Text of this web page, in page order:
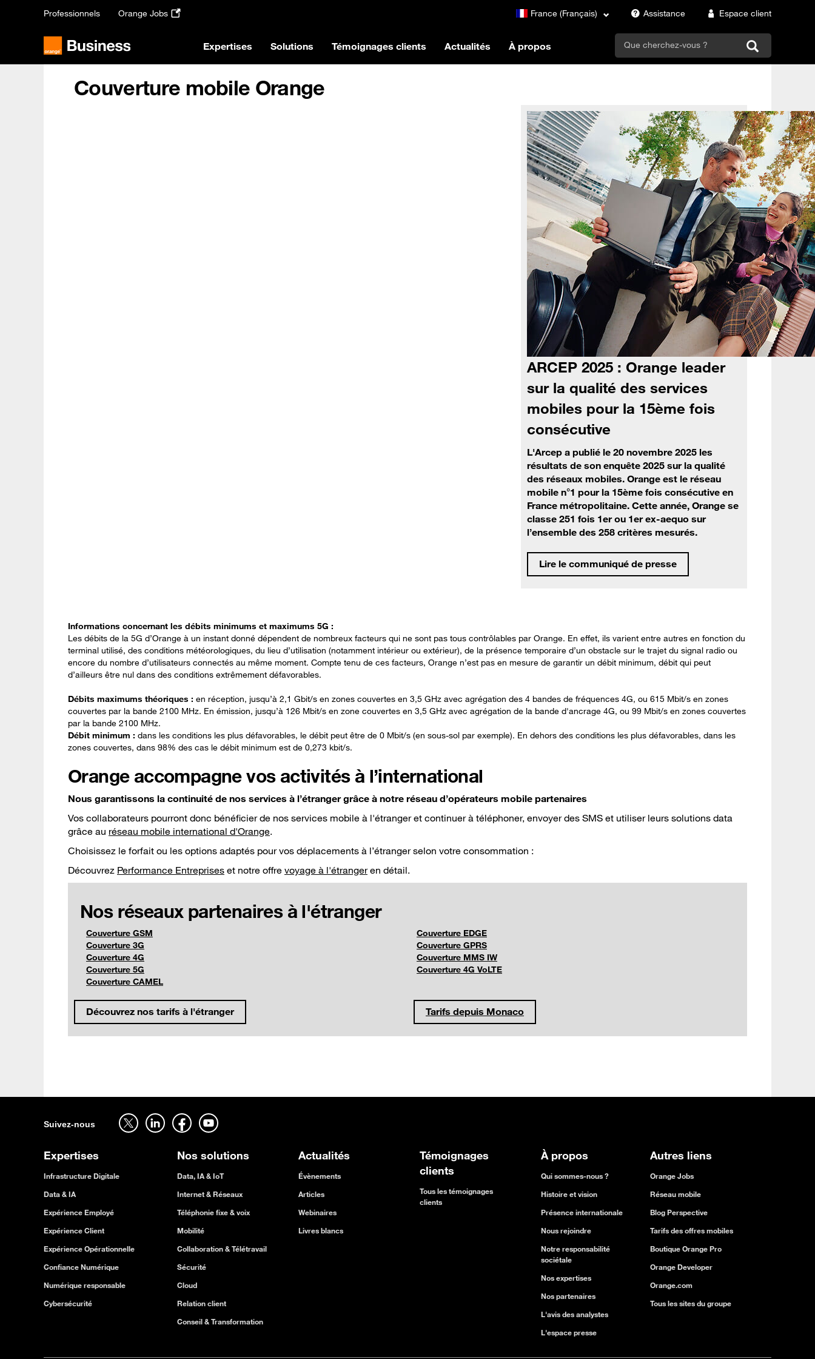
Professionnels Orange Jobs France (Français) Assistance Espace client
Expertises Solutions Témoignages clients Actualités À propos search
Couverture mobile Orange
ARCEP 2025 : Orange leader
sur la qualité des services
mobiles pour la 15ème fois
consécutive
L'Arcep a publié le 20 novembre 2025 les
résultats de son enquête 2025 sur la qualité
des réseaux mobiles. Orange est le réseau
mobile n°1 pour la 15ème fois consécutive en
France métropolitaine. Cette année, Orange se
classe 251 fois 1er ou 1er ex-aequo sur
l’ensemble des 258 critères mesurés.
Lire le communiqué de presse
Informations concernant les débits minimums et maximums 5G :
Les débits de la 5G d’Orange à un instant donné dépendent de nombreux facteurs qui ne sont pas tous contrôlables par Orange. En effet, ils varient entre autres en fonction du
terminal utilisé, des conditions météorologiques, du lieu d’utilisation (notamment intérieur ou extérieur), de la présence temporaire d’un obstacle sur le trajet du signal radio ou
encore du nombre d’utilisateurs connectés au même moment. Compte tenu de ces facteurs, Orange n’est pas en mesure de garantir un débit minimum, débit qui peut
d’ailleurs être nul dans des conditions extrêmement défavorables.
Débits maximums théoriques : en réception, jusqu’à 2,1 Gbit/s en zones couvertes en 3,5 GHz avec agrégation des 4 bandes de fréquences 4G, ou 615 Mbit/s en zones
couvertes par la bande 2100 MHz. En émission, jusqu’à 126 Mbit/s en zone couvertes en 3,5 GHz avec agrégation de la bande d'ancrage 4G, ou 99 Mbit/s en zones couvertes
par la bande 2100 MHz.
Débit minimum : dans les conditions les plus défavorables, le débit peut être de 0 Mbit/s (en sous-sol par exemple). En dehors des conditions les plus défavorables, dans les
zones couvertes, dans 98% des cas le débit minimum est de 0,273 kbit/s.
Orange accompagne vos activités à l’international
Nous garantissons la continuité de nos services à l’étranger grâce à notre réseau d’opérateurs mobile partenaires
Vos collaborateurs pourront donc bénéficier de nos services mobile à l'étranger et continuer à téléphoner, envoyer des SMS et utiliser leurs solutions data
grâce au réseau mobile international d'Orange.
Choisissez le forfait ou les options adaptés pour vos déplacements à l’étranger selon votre consommation :
Découvrez Performance Entreprises et notre offre voyage à l'étrangeren détail.
Nos réseaux partenaires à l'étranger
Couverture GSM
Couverture 3G
Couverture 4G
Couverture 5G
Couverture CAMEL
Couverture EDGE
Couverture GPRS
Couverture MMS IW
Couverture 4G VoLTE
Découvrez nos tarifs à l'étranger Tarifs depuis Monaco
Suivez-nous
Suivez-nous sur twitter - ouverture dans un nouvel onglet Suivez-nous sur linkedin - ouverture dans un nouvel onglet Suivez-nous sur facebook - ouverture dans un nouvel onglet Suivez-nous sur youtube - ouverture dans un nouvel onglet
Expertises
Infrastructure Digitale
Data & IA
Expérience Employé
Expérience Client
Expérience Opérationnelle
Confiance Numérique
Numérique responsable
Cybersécurité
Nos solutions
Data, IA & IoT
Internet & Réseaux
Téléphonie fixe & voix
Mobilité
Collaboration & Télétravail
Sécurité
Cloud
Relation client
Conseil & Transformation
Actualités
Évènements
Articles
Webinaires
Livres blancs
Témoignages
clients
Tous les témoignages
clients
À propos
Qui sommes-nous ?
Histoire et vision
Présence internationale
Nous rejoindre
Notre responsabilité
sociétale
Nos expertises
Nos partenaires
L'avis des analystes
L'espace presse
Autres liens
Orange Jobs
Réseau mobile
Blog Perspective
Tarifs des offres mobiles
Boutique Orange Pro
Orange Developer
Orange.com
Tous les sites du groupe